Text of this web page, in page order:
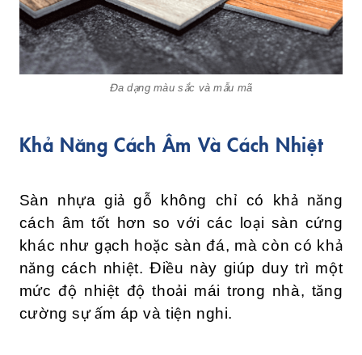
Đa dạng màu sắc và mẫu mã
Khả Năng Cách Âm Và Cách Nhiệt
Sàn nhựa giả gỗ không chỉ có khả năng
cách âm tốt hơn so với các loại sàn cứng
khác như gạch hoặc sàn đá, mà còn có khả
năng cách nhiệt. Điều này giúp duy trì một
mức độ nhiệt độ thoải mái trong nhà, tăng
cường sự ấm áp và tiện nghi.